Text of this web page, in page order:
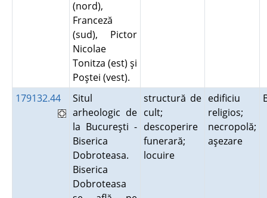
(nord),
Franceză
(sud), Pictor
Nicolae
Tonitza (est) şi
Poştei (vest).
179132.44
Situl
arheologic de
la Bucureşti -
Biserica
Dobroteasa.
Biserica
Dobroteasa
structură de
cult;
descoperire
funerară;
locuire
edificiu
religios;
necropolă;
aşezare